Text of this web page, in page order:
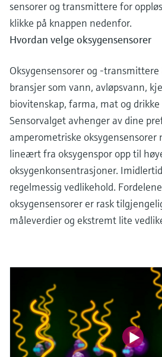
sensorer og transmittere for
klikke på knappen nedenfor.
Hvordan velge oksygensensorer
Oksygensensorer og -
bransjer som vann, avløpsvann,
biovitenskap, farma, mat og
Sensorvalget avhenger av dine
amperometriske oksygensensorer
lineært fra oksygenspor opp til
oksygenkonsentrasjoner.
regelmessig vedlikehold.
oksygensensorer er rask
måleverdier og ekstremt lite